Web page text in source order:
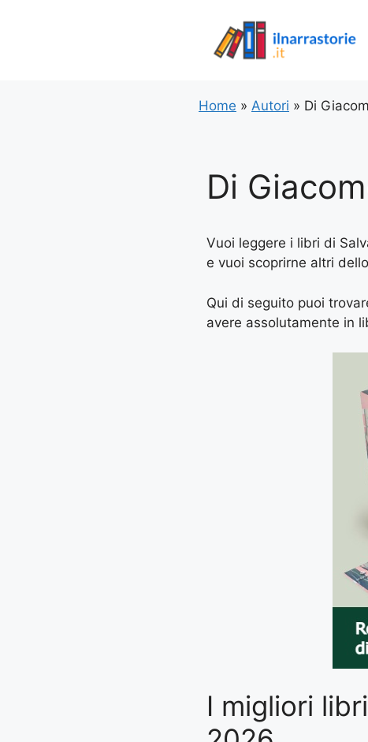
Home » Autori » Di
Di
Vuoi leggere i libri di
e vuoi scoprirne altri
Qui di seguito puoi
avere assolutamente in
I migliori